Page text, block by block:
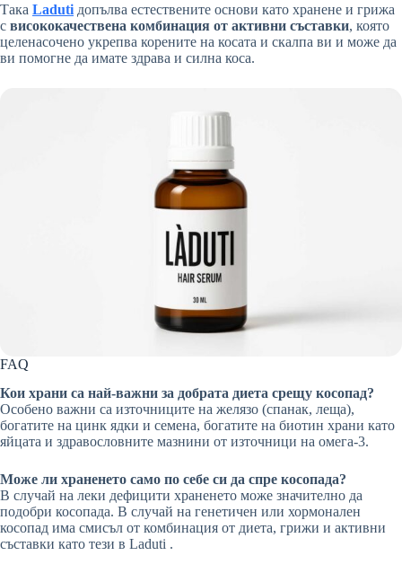
Така Laduti допълва естествените основи като хранене и грижа
с висококачествена комбинация от активни съставки, която
целенасочено укрепва корените на косата и скалпа ви и може да
ви помогне да имате здрава и силна коса.
FAQ
Кои храни са най-важни за добрата диета срещу косопад?
Особено важни са източниците на желязо (спанак, леща),
богатите на цинк ядки и семена, богатите на биотин храни като
яйцата и здравословните мазнини от източници на омега-3.
Може ли храненето само по себе си да спре косопада?
В случай на леки дефицити храненето може значително да
подобри косопада. В случай на генетичен или хормонален
косопад има смисъл от комбинация от диета, грижи и активни
съставки като тези в Laduti .